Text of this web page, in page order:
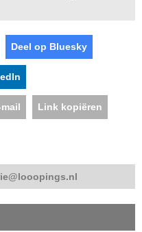
Deel op Bluesky
Link kopiëren